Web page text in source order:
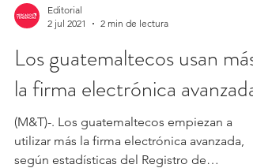
Editorial
2 jul 2021
2 min de lectura
Los guatemaltecos usan más
la firma electrónica avanzada
(M&T)-. Los guatemaltecos empiezan a
utilizar más la firma electrónica avanzada,
según estadísticas del Registro de